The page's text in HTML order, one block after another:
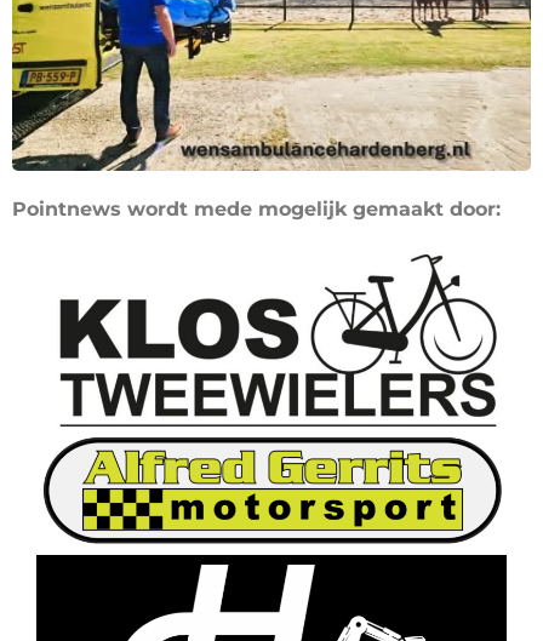
Pointnews wordt mede mogelijk gemaakt door: